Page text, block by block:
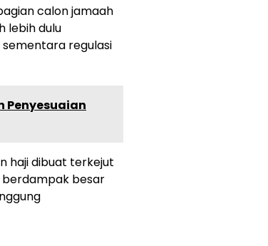
calon jamaah
lebih dulu
regulasi
Penyesuaian
haji dibuat terkejut
berdampak besar